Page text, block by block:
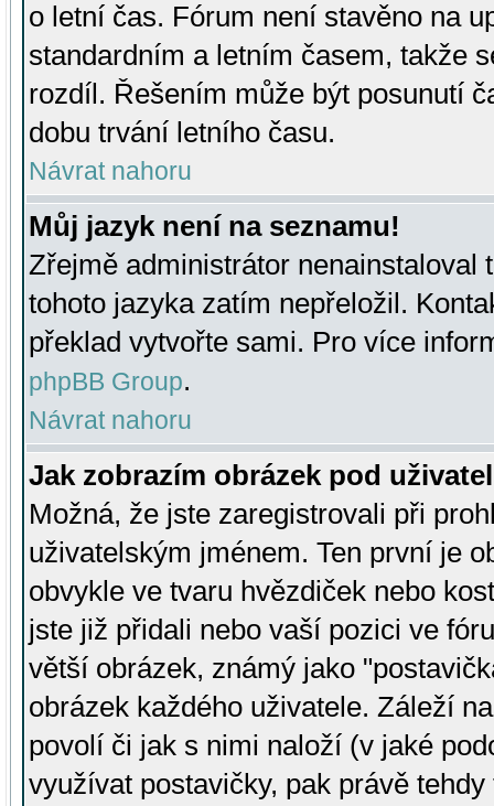
o letní čas. Fórum není stavěno na
standardním a letním časem, takže
rozdíl. Řešením může být posunutí
dobu trvání letního času.
Návrat nahoru
Můj jazyk není na seznamu!
Zřejmě administrátor nenainstaloval
tohoto jazyka zatím nepřeložil.
překlad vytvořte sami. Pro více
phpBB Group.
Návrat nahoru
Jak zobrazím obrázek pod
Možná, že jste zaregistrovali při
uživatelským jménem. Ten první je
obvykle ve tvaru hvězdiček nebo
jste již přidali nebo vaší pozici ve
větší obrázek, známý jako
obrázek každého uživatele. Záleží
povolí či jak s nimi naloží (v jaké
využívat postavičky, pak právě